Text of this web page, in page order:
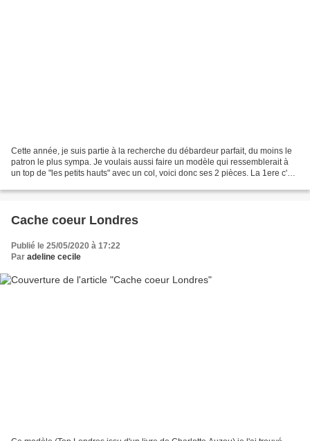
Cette année, je suis partie à la recherche du débardeur parfait, du moins le
patron le plus sympa. Je voulais aussi faire un modèle qui ressemblerait à
un top de "les petits hauts" avec un col, voici donc ses 2 pièces. La 1ere c'est
Cache coeur Londres
Publié le 25/05/2020 à 17:22
Par adeline cecile